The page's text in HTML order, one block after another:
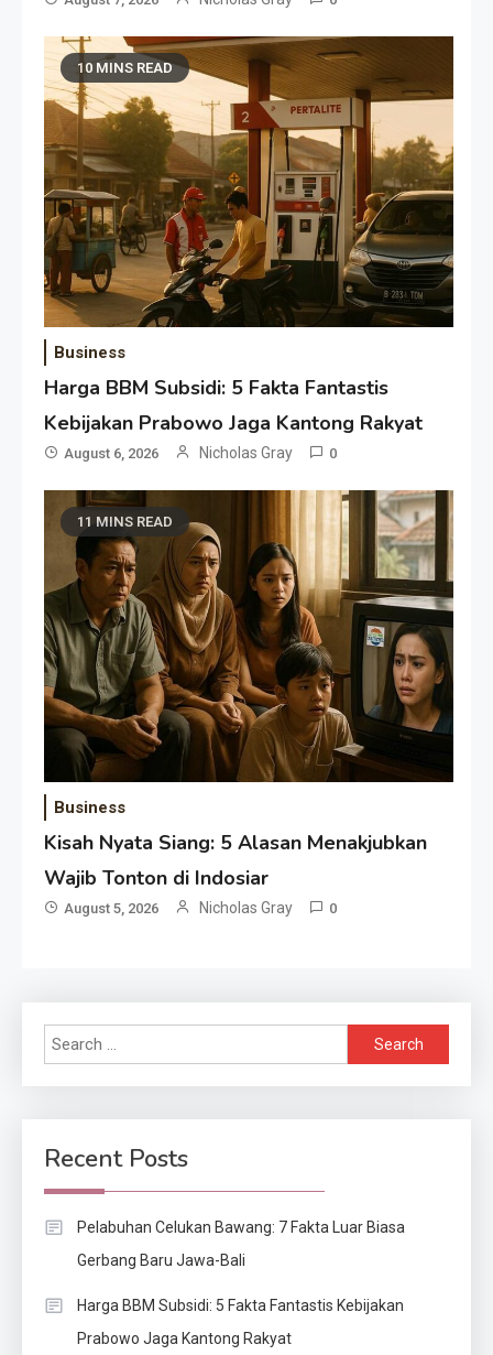
10 MINS READ
Business
Harga BBM Subsidi: 5 Fakta Fantastis
Kebijakan Prabowo Jaga Kantong Rakyat
August 6, 2026 Nicholas Gray 0
11 MINS READ
Business
Kisah Nyata Siang: 5 Alasan Menakjubkan
Wajib Tonton di Indosiar
August 5, 2026 Nicholas Gray 0
Search
for:
Recent Posts
Pelabuhan Celukan Bawang: 7 Fakta Luar Biasa
Gerbang Baru Jawa-Bali
Harga BBM Subsidi: 5 Fakta Fantastis Kebijakan
Prabowo Jaga Kantong Rakyat